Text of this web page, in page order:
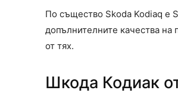
По същество Skoda Kodiaq е
допълнителните качества на
от тях.
Шкода Кодиак